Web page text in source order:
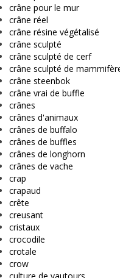
crâne pour le mur
crâne réel
crâne résine végétalisé
crâne sculpté
crâne sculpté de cerf
crâne sculpté de
crâne steenbok
crâne vrai de buffle
crânes
crânes d'animaux
crânes de buffalo
crânes de buffles
crânes de longhorn
crânes de vache
crap
crapaud
crête
creusant
cristaux
crocodile
crotale
crow
culture de vautours